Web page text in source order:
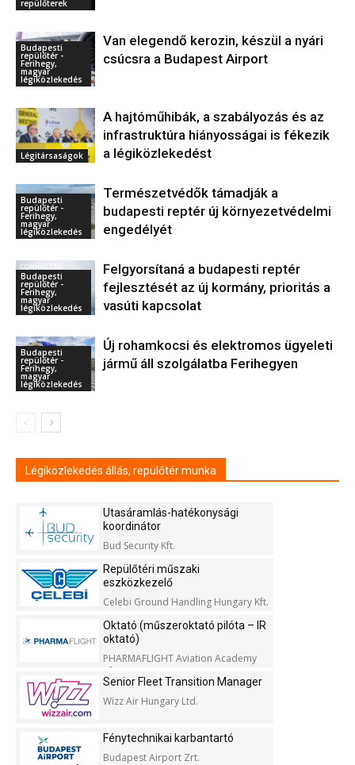
repülőterek
Budapesti
repülőtér -
Ferihegy,
magyar
légiközlekedés
Van elegendő kerozin, készül a nyári
csúcsra a Budapest Airport
Légitársaságok
A hajtóműhibák, a szabályozás és az
infrastruktúra hiányosságai is fékezik
a légiközlekedést
Budapesti
repülőtér -
Ferihegy,
magyar
légiközlekedés
Természetvédők támadják a
budapesti reptér új környezetvédelmi
engedélyét
Budapesti
repülőtér -
Ferihegy,
magyar
légiközlekedés
Felgyorsítaná a budapesti reptér
fejlesztését az új kormány, prioritás a
vasúti kapcsolat
Budapesti
repülőtér -
Ferihegy,
magyar
légiközlekedés
Új rohamkocsi és elektromos ügyeleti
jármű áll szolgálatba Ferihegyen
Légiközlekedés állás, repülőtér munka
Utasáramlás-hatékonysági
koordinátor
Bud Security Kft.
Repülőtéri műszaki
eszközkezelő
Celebi Ground Handling Hungary Kft.
Oktató (műszeroktató pilóta – IR
oktató)
PHARMAFLIGHT Aviation Academy
Kft.
Senior Fleet Transition Manager
Wizz Air Hungary Ltd.
Fénytechnikai karbantartó
Budapest Airport Zrt.